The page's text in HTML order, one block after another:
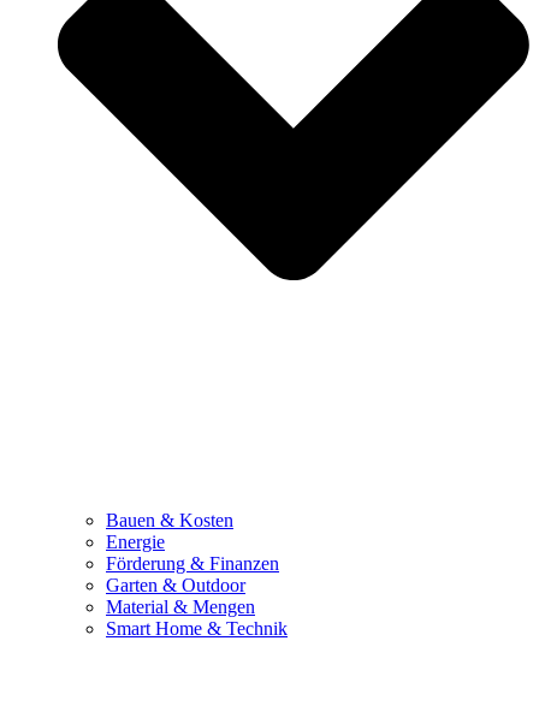
Bauen & Kosten
Energie
Förderung & Finanzen
Garten & Outdoor
Material & Mengen
Smart Home & Technik